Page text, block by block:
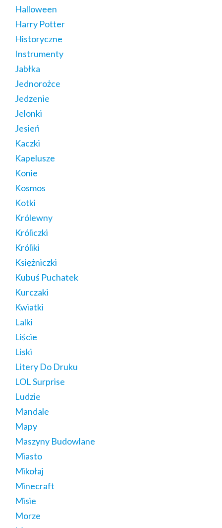
Halloween
Harry Potter
Historyczne
Instrumenty
Jabłka
Jednorożce
Jedzenie
Jelonki
Jesień
Kaczki
Kapelusze
Konie
Kosmos
Kotki
Królewny
Króliczki
Króliki
Księżniczki
Kubuś Puchatek
Kurczaki
Kwiatki
Lalki
Liście
Liski
Litery Do Druku
LOL Surprise
Ludzie
Mandale
Mapy
Maszyny Budowlane
Miasto
Mikołaj
Minecraft
Misie
Morze